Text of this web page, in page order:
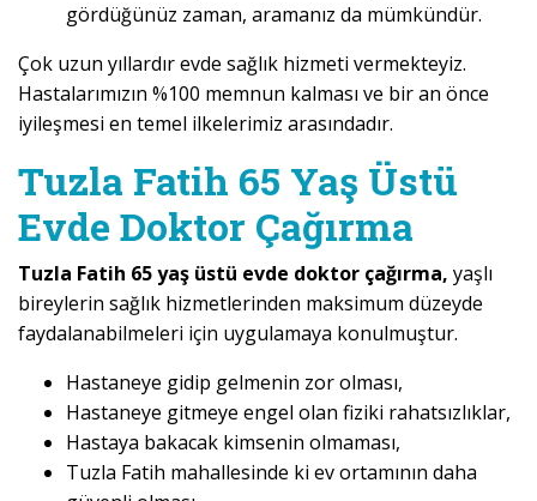
gördüğünüz zaman, aramanız da mümkündür.
Çok uzun yıllardır evde sağlık hizmeti vermekteyiz.
Hastalarımızın %100 memnun kalması ve bir an önce
iyileşmesi en temel ilkelerimiz arasındadır.
Tuzla Fatih 65 Yaş Üstü
Evde Doktor Çağırma
Tuzla Fatih 65 yaş üstü evde doktor çağırma, yaşlı
bireylerin sağlık hizmetlerinden maksimum düzeyde
faydalanabilmeleri için uygulamaya konulmuştur.
Hastaneye gidip gelmenin zor olması,
Hastaneye gitmeye engel olan fiziki rahatsızlıklar,
Hastaya bakacak kimsenin olmaması,
Tuzla Fatih mahallesinde ki ev ortamının daha